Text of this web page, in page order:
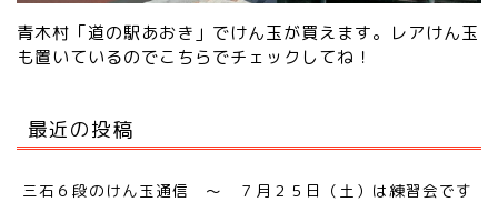
青木村「道の駅あおき」でけん玉が買えます。レアけん玉
も置いているのでこちらでチェック してね！
最近の投稿
三石６段のけん玉通信 ～ ７月２５日（土）は練習会です